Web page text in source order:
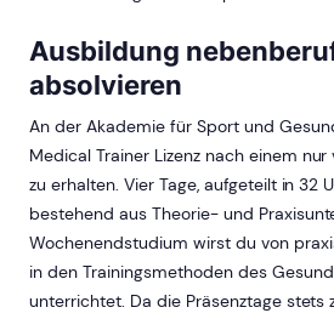
Ausbildung
absolvieren
An der Akademie für Sport und
Medical Trainer Lizenz nach einem
zu erhalten. Vier Tage, aufgeteilt in 32
bestehend aus Theorie- und
Wochenendstudium wirst du von
in den Trainingsmethoden des
unterrichtet. Da die Präsenztage stets